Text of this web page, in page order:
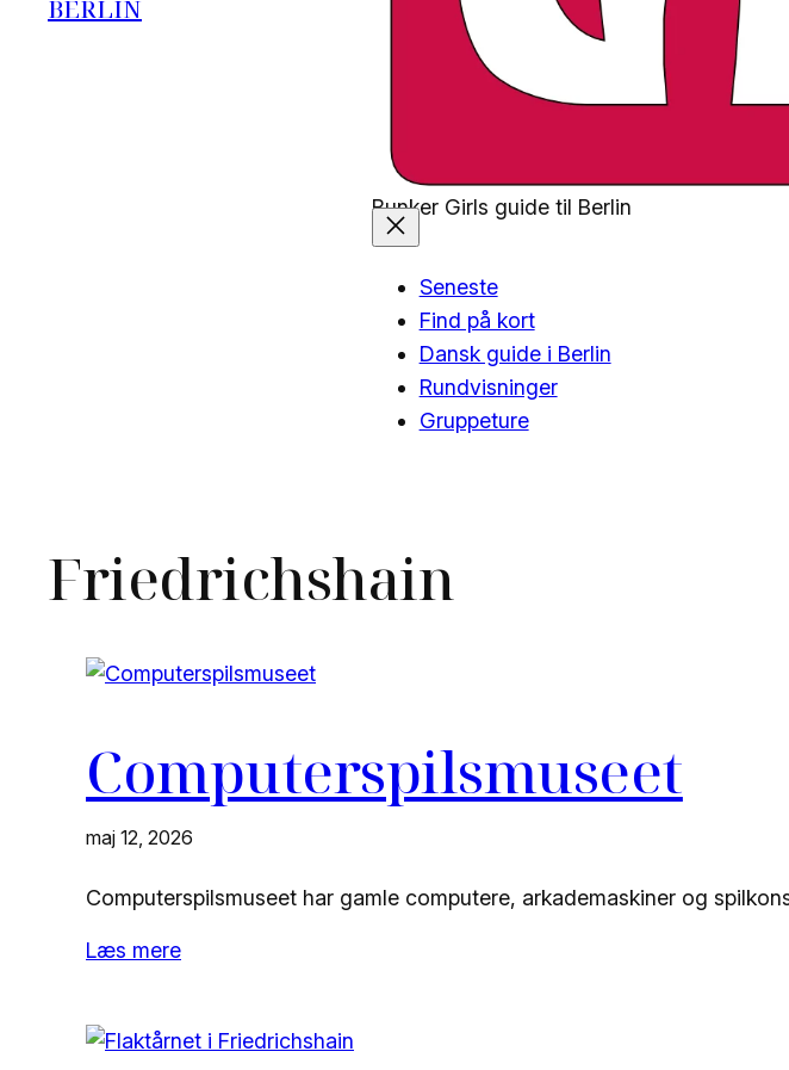
BERLIN
Bunker Girls guide til Berlin
Seneste
Find på kort
Dansk guide i Berlin
Rundvisninger
Gruppeture
Friedrichshain
Computerspilsmuseet
maj 12, 2026
Computerspilsmuseet har gamle computere, arkademaskiner og
Læs mere